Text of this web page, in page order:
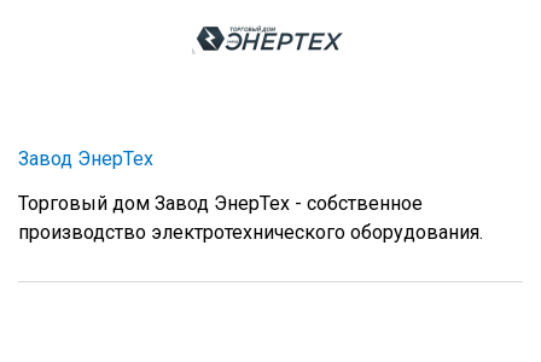
Завод ЭнерТех
Торговый дом Завод ЭнерТех - собственное
производство электротехнического оборудования.